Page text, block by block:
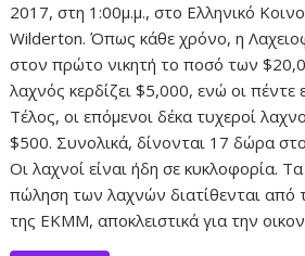
2017, στη 1:00μ.μ., στο Ελληνικό
Wilderton. Όπως κάθε χρόνο, η
στον πρώτο νικητή το ποσό των
λαχνός κερδίζει $5,000, ενώ οι
Τέλος, οι επόμενοι δέκα τυχεροί
$500. Συνολικά, δίνονται 17 δώρα
Οι λαχνοί είναι ήδη σε κυκλοφορία.
πώληση των λαχνών διατίθενται από
της ΕΚΜΜ, αποκλειστικά για την